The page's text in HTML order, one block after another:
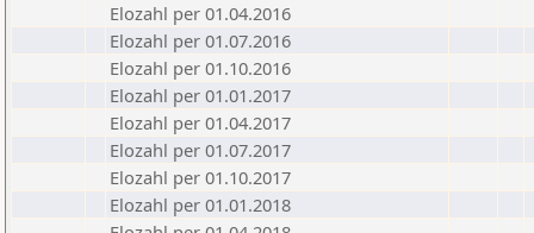
Elozahl per 01.04.2016
Elozahl per 01.07.2016
Elozahl per 01.10.2016
Elozahl per 01.01.2017
Elozahl per 01.04.2017
Elozahl per 01.07.2017
Elozahl per 01.10.2017
Elozahl per 01.01.2018